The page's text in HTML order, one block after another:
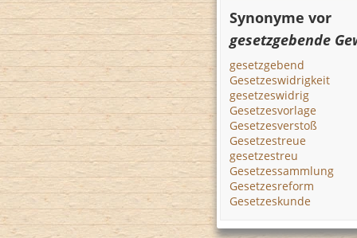
Synonyme vor
gesetzgebende
gesetzgebend
Gesetzeswidrigkeit
gesetzeswidrig
Gesetzesvorlage
Gesetzesverstoß
Gesetzestreue
gesetzestreu
Gesetzessammlung
Gesetzesreform
Gesetzeskunde